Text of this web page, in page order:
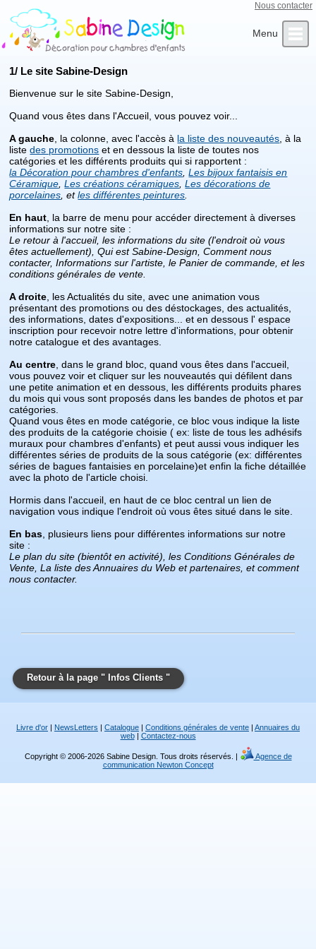
Nous contacter
Qui sommes-nous ?
1/ Le site Sabine-Design
Bienvenue sur le site Sabine-Design,
Quand vous êtes dans l'Accueil, vous pouvez voir...
A gauche , la colonne, avec l'accès à la liste des nouveautés , à la
listedes promotions et en dessous la liste de toutes nos
catégories et les différents produits qui si rapportent :
la Décoration pour chambres d'enfants ,Les bijoux fantaisis en
Céramique ,Les créations céramiques ,Les décorations de
porcelaines , etles différentes peintures
En haut , la barre de menu pour accéder directement à diverses
informations sur notre site :
Le retour à l'accueil, les informations du site (l'endroit où vous
êtes actuellement), Qui est Sabine-Design, Comment nous
contacter, Informations sur l'artiste, le Panier de commande, et les
conditions générales de vente.
A droite , les Actualités du site, avec une animation vous
présentant des promotions ou des déstockages, des actualités,
des informations, dates d'expositions... et en dessous l' espace
inscription pour recevoir notre lettre d'informations, pour obtenir
notre catalogue et des avantages.
Au centre , dans le grand bloc, quand vous êtes dans l'accueil,
vous pouvez voir et cliquer sur les nouveautés qui défilent dans
une petite animation et en dessous, les différents produits phares
du mois qui vous sont proposés dans les bandes de photos et par
catégories.
Quand vous êtes en mode catégorie, ce bloc vous indique la liste
des produits de la catégorie choisie ( ex: liste de tous les adhésifs
muraux pour chambres d'enfants) et peut aussi vous indiquer les
différentes séries de produits de la sous catégorie (ex: différentes
séries de bagues fantaisies en porcelaine)et enfin la fiche détaillée
avec la photo de l'article choisi.
Hormis dans l'accueil, en haut de ce bloc central un lien de
navigation vous indique l'endroit où vous êtes situé dans le site.
En bas , plusieurs liens pour différentes informations sur notre
site :
Le plan du site (bientôt en activité), les Conditions Générales de
Vente, La liste des Annuaires du Web et partenaires, et comment
nous contacter.
Retour à la page " Infos Clients "
Livre d'or | NewsLetters | Catalogue | Conditions générales de vente | Annuaires du
web| Contactez-nous
Copyright © 2006-2026 Sabine Design. Tous droits réservés. |
Agence de
communication Newton Concept